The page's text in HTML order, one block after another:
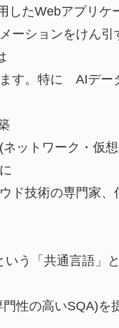
したWebアプリケ
ーションをけん引
す。特に AIデー
ットワーク・仮
ド技術の専門家、
う「共通言語」
性の高いSQA)を